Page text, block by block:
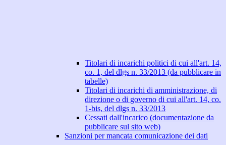
Titolari di incarichi politici di cui all'art. 14,
co. 1, del dlgs n. 33/2013 (da pubblicare in
tabelle)
Titolari di incarichi di amministrazione, di
direzione o di governo di cui all'art. 14, co.
1-bis, del dlgs n. 33/2013
Cessati dall'incarico (documentazione da
pubblicare sul sito web)
Sanzioni per mancata comunicazione dei dati